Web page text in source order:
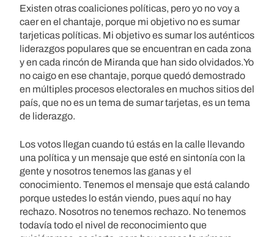
Existen otras coaliciones políticas, pero yo no voy a
caer en el chantaje, porque mi objetivo no es sumar
tarjeticas políticas. Mi objetivo es sumar los auténticos
liderazgos populares que se encuentran en cada zona
y en cada rincón de Miranda que han sido olvidados.Yo
no caigo en ese chantaje, porque quedó demostrado
en múltiples procesos electorales en muchos sitios del
país, que no es un tema de sumar tarjetas, es un tema
de liderazgo.
Los votos llegan cuando tú estás en la calle llevando
una política y un mensaje que esté en sintonía con la
gente y nosotros tenemos las ganas y el
conocimiento. Tenemos el mensaje que está calando
porque ustedes lo están viendo, pues aquí no hay
rechazo. Nosotros no tenemos rechazo. No tenemos
todavía todo el nivel de reconocimiento que